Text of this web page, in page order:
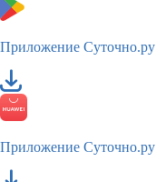
Приложение Суточно.ру
Приложение Суточно.ру